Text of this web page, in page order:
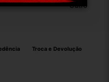
Outro
Troca e Devolução